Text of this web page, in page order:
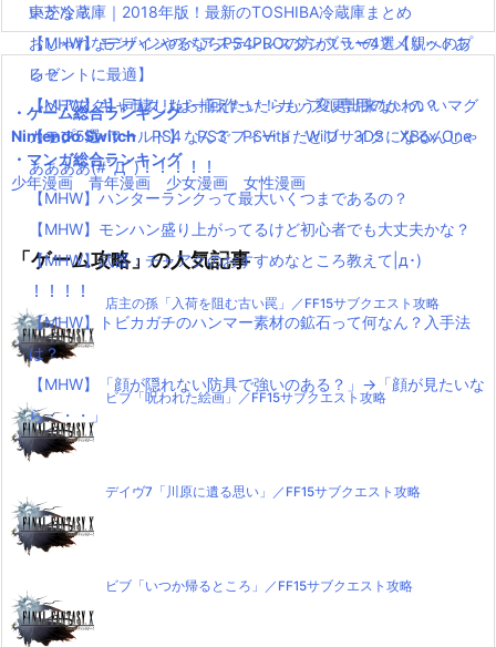
いかな？
【MHW】モンハンやるならPS4PROの方がいいの？メリットあ
る？
【MHW】キャラクリは一回作ったらもう変更出来ないの？
【モンハンワールド】なんでフィードだとブサイクになるんじゃ
ああああ(#ﾟДﾟ)！！！！！
【MHW】ハンターランクって最大いくつまであるの？
【MHW】モンハン盛り上がってるけど初心者でも大丈夫かな？
【MHW】武器：チャアクのおすすめなところ教えて|д･)
！！！！
【MHW】トビカガチのハンマー素材の鉱石って何なん？入手法
は？
【MHW】「顔が隠れない防具で強いのある？」→「顔が見たいな
ら・・・」
東芝冷蔵庫｜2018年版！最新のTOSHIBA冷蔵庫まとめ
おしゃれなデザインのペアステンレスタンブラー4選【親へのプ
レゼントに最適】
【ペアマグ】同棲したら揃えたい！カップル専用のかわいいマグ
カップ5選
リ
ー
・ゲーム総合ランキング
Nintendo Switch
PS4 PS3 PSVita WiiU 3DS
XBox One
・マンガ総合ランキング
少年漫画
青年漫画 少女漫画 女性漫画
「ゲーム攻略」の人気記事
店主の孫「入荷を阻む古い罠」／FF15サブクエスト攻略
ビブ「呪われた絵画」／FF15サブクエスト攻略
デイヴ7「川原に遺る思い」／FF15サブクエスト攻略
ビブ「いつか帰るところ」／FF15サブクエスト攻略